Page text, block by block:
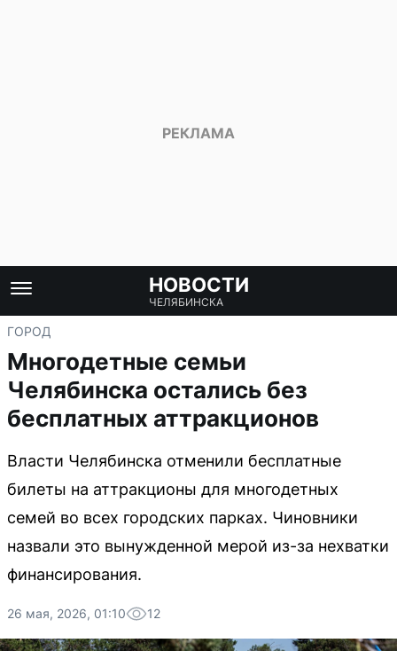
НОВОСТИ
ЧЕЛЯБИНСКА
ГОРОД
Многодетные семьи
Челябинска остались без
бесплатных аттракционов
Власти Челябинска отменили бесплатные
билеты на аттракционы для многодетных
семей во всех городских парках. Чиновники
назвали это вынужденной мерой из-за нехватки
финансирования.
26 мая, 2026, 01:10 12